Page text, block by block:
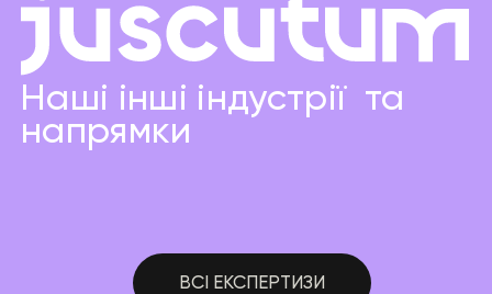
Наші інші індустрії та
напрямки
ВСІ ЕКСПЕРТИЗИ